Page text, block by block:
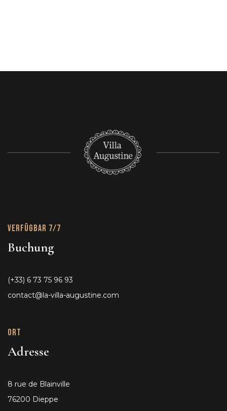
Verfügbar 7/7
Buchung
(+33) 6 73 75 96 93
contact@la-villa-augustine.com
Ort
Adresse
8 rue de Blainville
76200 Dieppe